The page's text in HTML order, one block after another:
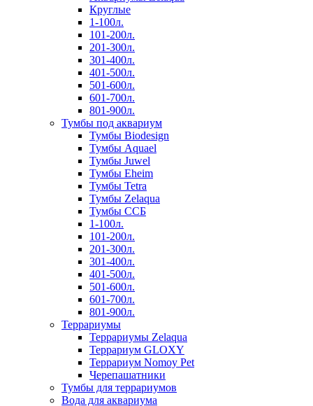
Круглые
1-100л.
101-200л.
201-300л.
301-400л.
401-500л.
501-600л.
601-700л.
801-900л.
Тумбы под аквариум
Тумбы Biodesign
Тумбы Aquael
Тумбы Juwel
Тумбы Eheim
Тумбы Tetra
Тумбы Zelaqua
Тумбы ССБ
1-100л.
101-200л.
201-300л.
301-400л.
401-500л.
501-600л.
601-700л.
801-900л.
Террариумы
Террариумы Zelaqua
Террариум GLOXY
Террариум Nomoy Pet
Черепашатники
Тумбы для террариумов
Вода для аквариума